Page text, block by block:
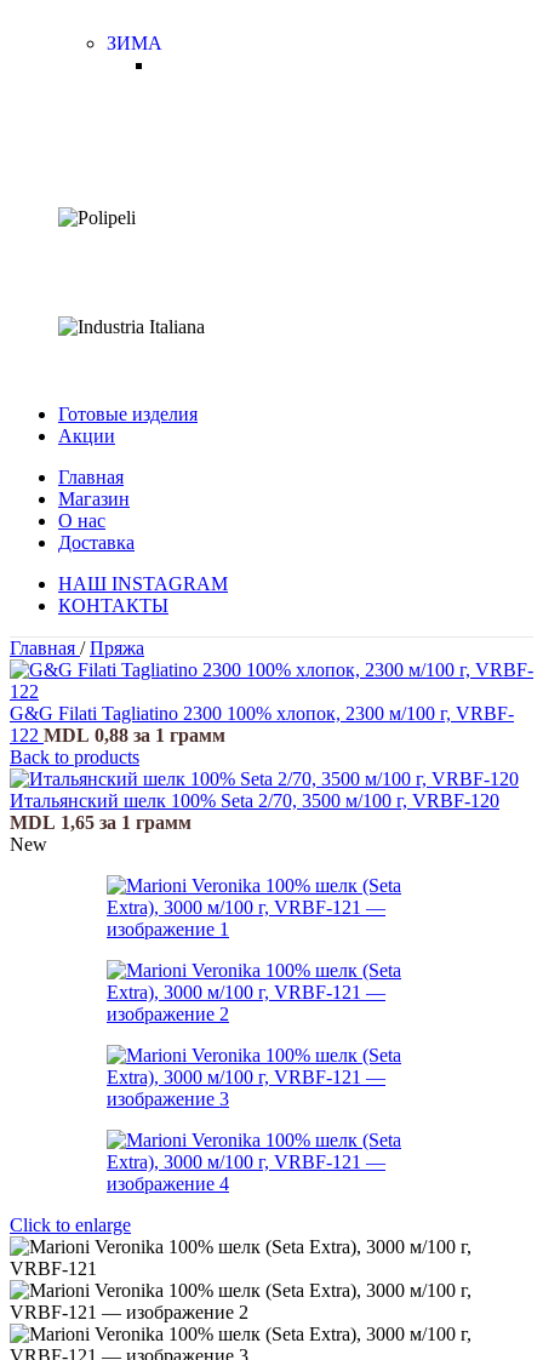
ЗИМА
Готовые изделия
Акции
Главная
Магазин
О нас
Доставка
НАШ INSTAGRAM
КОНТАКТЫ
Главная / Пряжа
G&G Filati Tagliatino 2300 100% хлопок, 2300 м/100 г, VRBF-
122 MDL 0,88 за 1 грамм
Back to products
Итальянский шелк 100% Seta 2/70, 3500 м/100 г, VRBF-120
MDL 1,65 за 1 грамм
New
Click to enlarge